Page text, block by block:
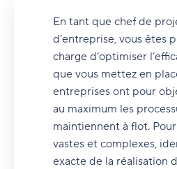
En tant que chef de
d’entreprise, vous êtes
charge d’optimiser
que vous mettez en
entreprises ont pour
au maximum les
maintiennent à flot.
vastes et complexes,
exacte de la réalisation